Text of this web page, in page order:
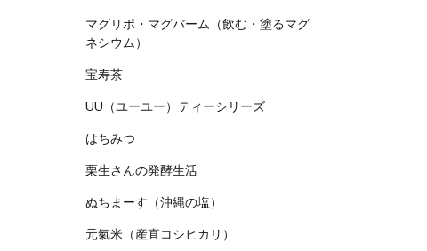
マグリポ・マグバーム（飲む・塗るマグ
ネシウム）
宝寿茶
UU（ユーユー）ティーシリーズ
はちみつ
栗生さんの発酵生活
ぬちまーす（沖縄の塩）
元氣米（産直コシヒカリ）